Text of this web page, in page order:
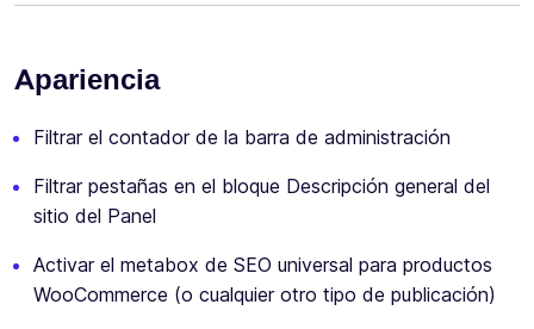
Apariencia
Filtrar el contador de la barra de administración
Filtrar pestañas en el bloque Descripción general del
sitio del Panel
Activar el metabox de SEO universal para productos
WooCommerce (o cualquier otro tipo de publicación)